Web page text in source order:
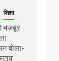
शिक्षा
मजबूर
बोला-